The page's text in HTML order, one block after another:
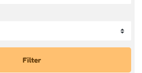
Filter